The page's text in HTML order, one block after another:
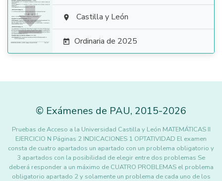
  Castilla y León
 Ordinaria de 2025
© Exámenes de PAU, 2015-2026
Pruebas de Acceso a la Universidad Castilla y León MATEMÁTICAS II
EJERCICIO N Páginas 2 INDICACIONES 1 OPTATIVIDAD El examen
consta de cuatro apartados un apartado con un problema obligatorio y
3 apartados con la posibilidad de elegir entre dos problemas Se
deberá responder a un máximo de CUATRO PROBLEMAS el problema
obligatorio apartado 2 y solamente un problema de cada uno de los